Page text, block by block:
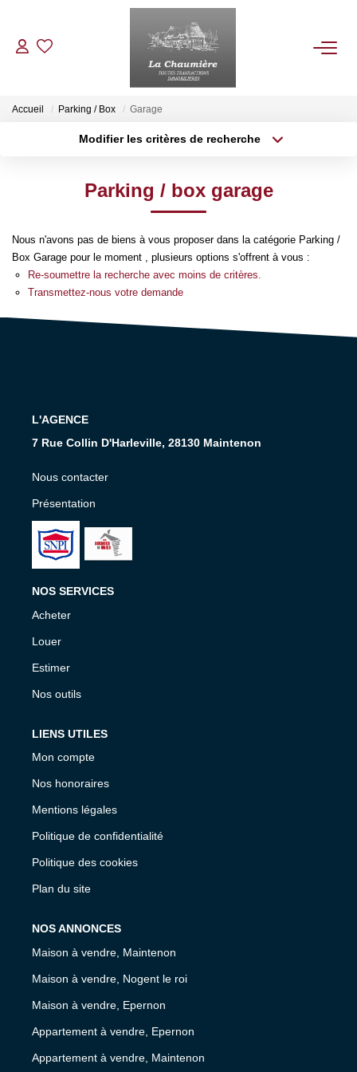
ACHETER
ESTIMER
NOS BIENS VENDUS
NOTRE AGENCE
Qui Sommes Nous
Accueil Parking / Box Garage
Modifier les critères de recherche
Surface min
Budget max Plus de critères
Parking / box garage
Nous n'avons pas de biens à vous proposer dans la catégorie Parking /
Box Garage pour le moment , plusieurs options s'offrent à vous :
Re-soumettre la recherche avec moins de critères.
Transmettez-nous votre demande
L'AGENCE
7 Rue Collin D'Harleville, 28130 Maintenon
Nous contacter
Présentation
NOS SERVICES
Acheter
Louer
Estimer
Nos outils
LIENS UTILES
Mon compte
Nos honoraires
Mentions légales
Politique de confidentialité
Politique des cookies
Plan du site
NOS ANNONCES
Maison à vendre, Maintenon
Maison à vendre, Nogent le roi
Maison à vendre, Epernon
Appartement à vendre, Epernon
Appartement à vendre, Maintenon